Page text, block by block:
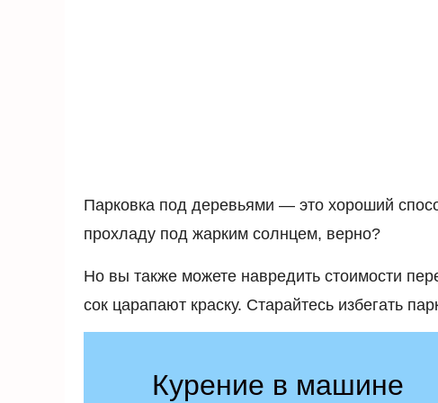
Парковка под деревьями — это хороший
прохладу под жарким солнцем, верно?
Но вы также можете навредить стоимости
сок царапают краску. Старайтесь избегать
Курение в машине